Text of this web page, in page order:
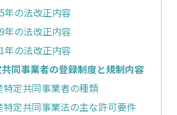
年の法改正内容
年の法改正内容
年の法改正内容
同事業者の登録制度と規制内容
特定共同事業者の種類
特定共同事業法の主な許可要件